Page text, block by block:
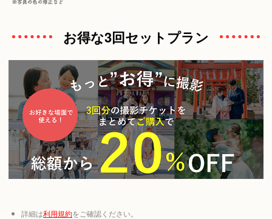
お得な3回セットプラン
詳細は利用規約をご確認ください。